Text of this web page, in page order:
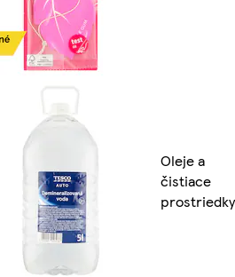
Oleje a
čistiace
prostriedky